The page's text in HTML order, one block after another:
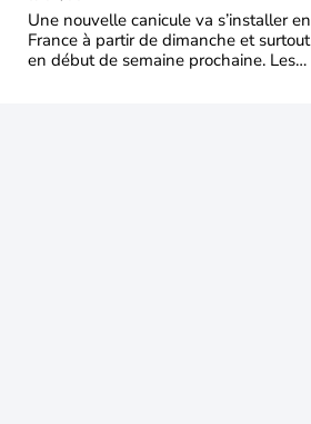
semaine prochaine
Une nouvelle canicule va s’installer en
France à partir de dimanche et surtout
en début de semaine prochaine. Les